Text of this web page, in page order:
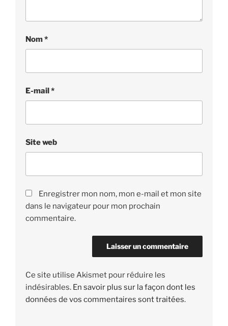
Nom*
E-mail*
Site web
Enregistrer mon nom, mon e-mail et mon site
dans le navigateur pour mon prochain
commentaire.
Ce site utilise Akismet pour réduire les
indésirables. En savoir plus sur la façon dont les
données de vos commentaires sont traitées.